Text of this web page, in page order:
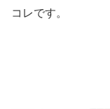
コレです。